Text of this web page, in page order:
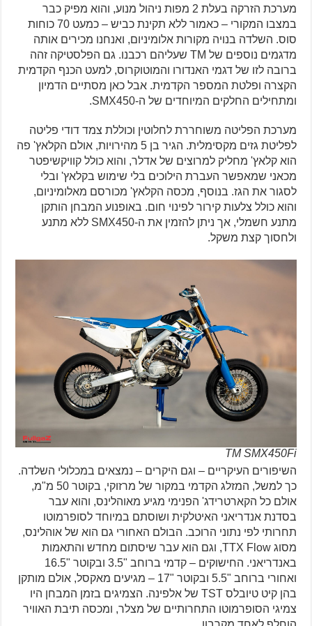
מערכת הזרקה בעלת 2 מפות ניהול מנוע, והוא מפיק כבר
במצבו המקורי – כאמור ללא תקינת כביש – כמעט 70 כוחות
סוס. השלדה בנויה מקורות אלומיניום, ואנחנו מכירים אותה
מדגמים נוספים של TM שעליהם רכבנו. גם הפלסטיקה זהה
ברובה לזו של דגמי האנדורו והמוטוקרוס, למעט הכנף הקדמית
הקצרה ופלטת המספר הקדמית. אבל כאן מסתיים הדמיון
ומתחילים החלקים המיוחדים של ה-SMX450.
מערכת הפליטה משוחררת לחלוטין וכוללת צמד דודי פליטה
לפליטת גזים מקסימלית. הגיר בן 5 מהירויות, אולם הקלאץ' פה
הוא קלאץ' מחליק למרוצים של אדלר, והוא כולל קוויקשיפטר
מכאני שמאפשר העברת הילוכים בלי שימוש בקלאץ' ובלי
לסגור את הגז. בנוסף, מכסה הקלאץ' מכורסם מאלומיניום,
והוא כולל צלעות קירור לפינוי חום. באופנוע המבחן הותקן
מתנע חשמלי, אך ניתן להזמין את ה-SMX450 ללא מתנע
ולחסוך קצת משקל.
TM SMX450Fi
השיפורים העיקריים – וגם היקרים – נמצאים במכלולי השלדה.
כך למשל, המזלג הקדמי במקור של מרזוקי, בקוטר 50 מ"מ,
אולם כל הקארטרידג' הפנימי מגיע מאוהלינס, והוא עבר
בסדנת אנדריאני האיטלקית ושוסתם במיוחד לסופרמוטו
תחרותי לפי נתוני הרוכב. הבולם האחורי גם הוא של אוהלינס,
מסוג TTX Flow, וגם הוא עבר שיסתום מחדש והתאמות
באנדריאני. החישוקים – קדמי ברוחב "3.5 ובקוטר "16.5
ואחורי ברוחב "5.5 ובקוטר "17 – מגיעים מאקסל, אולם מותקן
בהן קיט טיובלס TST של אלפינה. הצמיגים בזמן המבחן היו
צמיגי הסופרמוטו התחרותיים של מצלר, ומכסה תיבת האוויר